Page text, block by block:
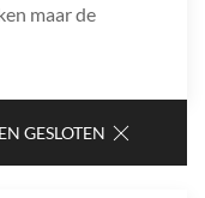
maar de
GESLOTEN